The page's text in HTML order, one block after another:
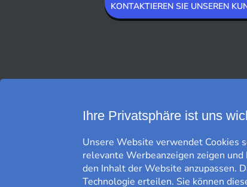
KONTAKTIEREN SIE UNSEREN
Ihre Privatsphäre ist uns
Unsere Website verwendet Cookies
relevante Werbeanzeigen zeigen
den Inhalt der Website anzupassen.
Technologie erteilen. Sie können